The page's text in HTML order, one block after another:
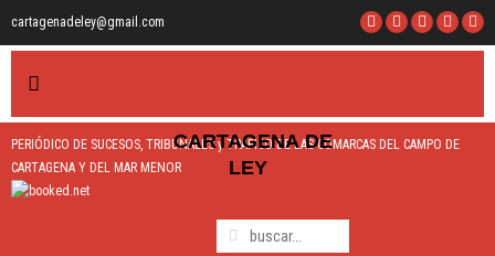
cartagenadeley@gmail.com
CARTAGENA DE
LEY
PERIÓDICO DE SUCESOS, TRIBUNALES y TRÁFICO DE LAS COMARCAS DEL CAMPO DE
CARTAGENA Y DEL MAR MENOR